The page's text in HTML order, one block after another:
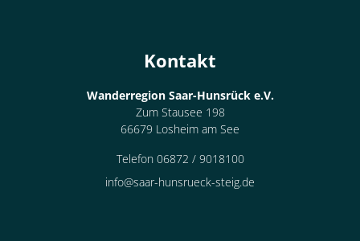
Kontakt
Wanderregion Saar-Hunsrück e.V.
Zum Stausee 198
66679 Losheim am See
Telefon 06872 / 9018100
info@saar-hunsrueck-steig.de